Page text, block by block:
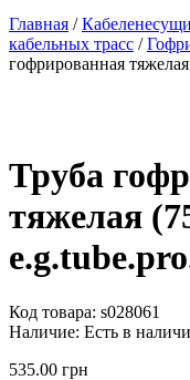
Главная /
кабельных трасс /
гофрированная
Труба
тяжелая
Код товара: s028061
Наличие: Есть в
535.00 грн